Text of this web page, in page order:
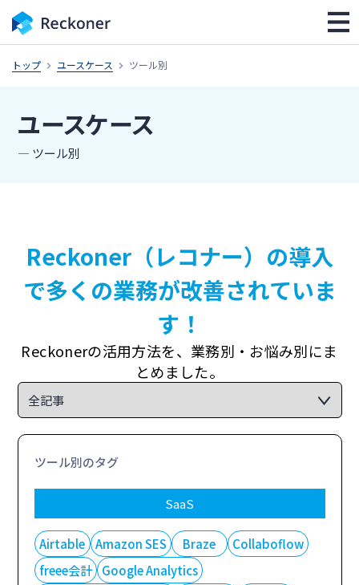
トップ ユースケース ツール別
ユースケース
― ツール別
Reckoner（レコナー）の導入
で多くの業務が改善されていま
す！
Reckonerの活用方法を、 業務別・お悩み別にま
とめました。
ツール別のタグ
SaaS
Airtable Amazon SES Braze
Collaboflow
freee会計
Google Analytics